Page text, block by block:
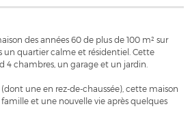
des années 60 de plus de 100 m² sur
un quartier calme et résidentiel. Cette
4 chambres, un garage et un jardin.
une en rez-de-chaussée), cette maison
et une nouvelle vie après quelques